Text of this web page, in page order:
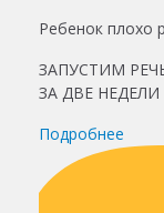
Ребенок плохо
ЗАПУСТИМ
ЗА ДВЕ НЕДЕЛИ
Подробнее